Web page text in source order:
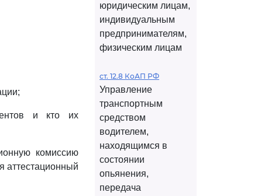
и кто их
комиссию
аттестационный
юридическим лицам,
индивидуальным
предпринимателям,
физическим лицам
ст. 12.8 КоАП РФ
Управление
транспортным
средством
водителем,
находящимся в
состоянии
опьянения,
передача